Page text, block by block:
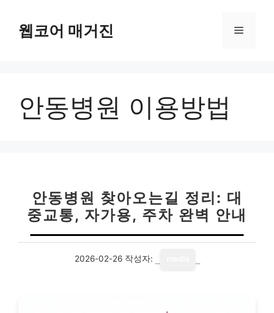
웹코어 매거진 메
안동병원 이용방법
안동병원 찾아오는길 정리: 대
중교통, 자가용, 주차 완벽 안내
2026-02-26 작성자: